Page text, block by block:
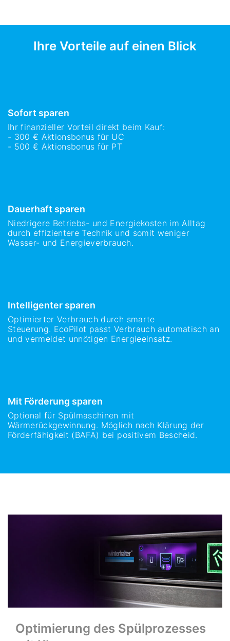
Ihre Vorteile auf einen Blick
Sofort sparen
Ihr finanzieller Vorteil direkt beim Kauf:
- 300 € Aktionsbonus für UC
- 500 € Aktionsbonus für PT
Dauerhaft sparen
Niedrigere Betriebs- und Energiekosten im Alltag
durch effizientere Technik und somit weniger
Wasser- und Energieverbrauch.
Intelligenter sparen
Optimierter Verbrauch durch smarte
Steuerung. EcoPilot passt Verbrauch automatisch an
und vermeidet unnötigen Energieeinsatz.
Mit Förderung sparen
Optional für Spülmaschinen mit
Wärmerückgewinnung. Möglich nach Klärung der
Förderfähigkeit (BAFA) bei positivem Bescheid.
Optimierung des Spülprozesses